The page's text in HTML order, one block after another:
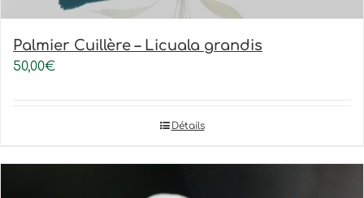
Palmier Cuillère – Licuala grandis
50,00€
Détails